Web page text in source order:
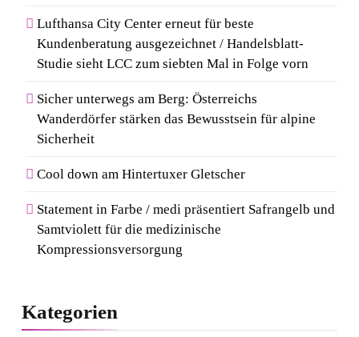
Lufthansa City Center erneut für beste
Kundenberatung ausgezeichnet / Handelsblatt-
Studie sieht LCC zum siebten Mal in Folge vorn
Sicher unterwegs am Berg: Österreichs
Wanderdörfer stärken das Bewusstsein für alpine
Sicherheit
Cool down am Hintertuxer Gletscher
Statement in Farbe / medi präsentiert Safrangelb und
Samtviolett für die medizinische
Kompressionsversorgung
Kategorien